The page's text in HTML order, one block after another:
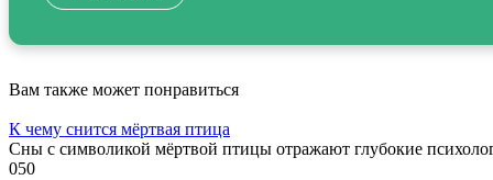
Вам также может понравиться
К чему снится мёртвая птица
Сны с символикой мёртвой птицы отражают глубокие
050